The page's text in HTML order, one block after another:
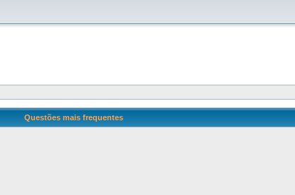
Questões mais frequentes